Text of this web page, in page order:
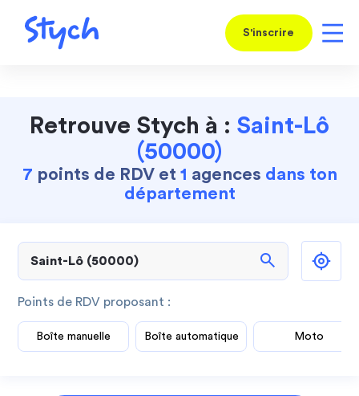
S'inscrire
Retrouve Stych à : Saint-Lô
(50000)
7 points de RDV et 1 agences dans ton
département
search
Points de RDV proposant :
Boîte manuelle Boîte automatique Moto